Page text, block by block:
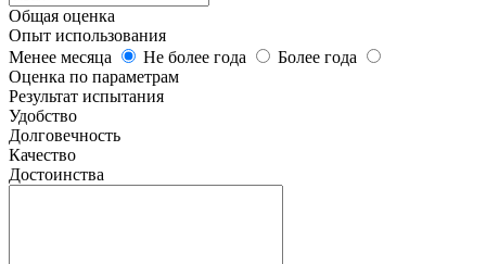
Общая оценка
Опыт использования
Менее месяца
Не более года
Более года
Оценка по параметрам
Результат испытания
Удобство
Долговечность
Качество
Достоинства